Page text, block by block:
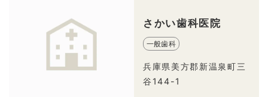
さかい歯科医院
一般歯科
兵庫県美方郡新温泉町三
谷144-1